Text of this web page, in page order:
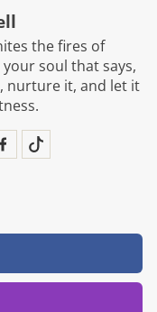
the fires of
soul that says,
nurture it, and let it